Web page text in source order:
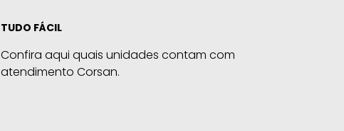
TUDO FÁCIL
Confira aqui quais unidades contam com
atendimento Corsan.